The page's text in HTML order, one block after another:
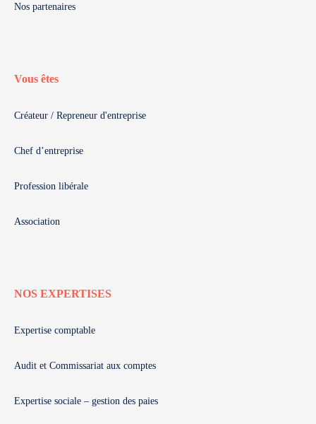
Nos partenaires
Vous êtes
Créateur / Repreneur d'entreprise
Chef d’entreprise
Profession libérale
Association
NOS EXPERTISES
Expertise comptable
Audit et Commissariat aux comptes
Expertise sociale – gestion des paies